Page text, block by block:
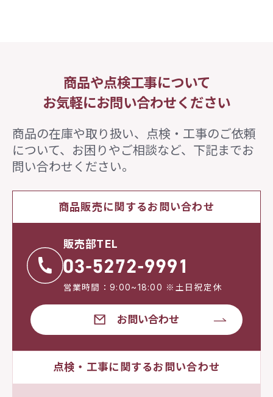
商品や点検工事について
お気軽にお問い合わせください
商品の在庫や取り扱い、点検・工事のご依頼
について、 お困りやご相談など、下記までお
問い合わせください。
商品販売に関するお問い合わせ
販売部TEL
営業時間：9:00~18:00 ※土日祝定休
お問い合わせ
点検・工事に関するお問い合わせ